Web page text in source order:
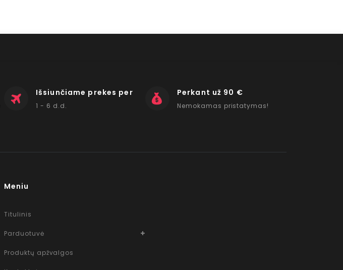
Išsiunčiame prekes per
1 - 6 d.d.
Perkant už 90 €
Nemokamas pristatymas!
Meniu
Titulinis
Parduotuvė
Produktų apžvalgos